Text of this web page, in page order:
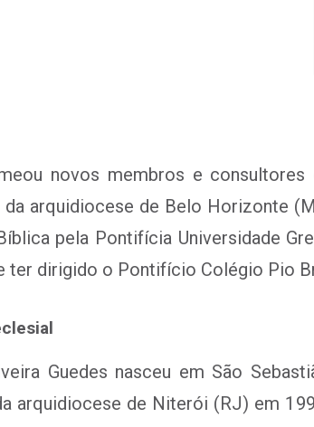
novos membros e
da arquidiocese de Belo Horizonte
pela Pontifícia Universidade
ter dirigido o Pontifício Colégio Pio
Guedes nasceu em São
arquidiocese de Niterói (RJ) em